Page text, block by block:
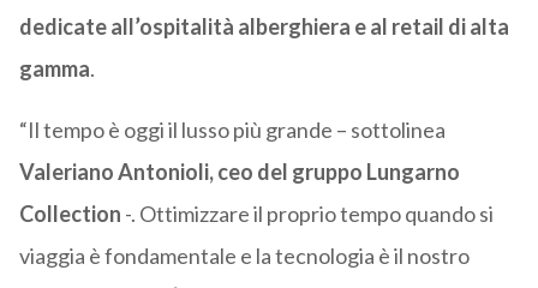
dedicate all’ospitalità alberghiera e al retail di alta
gamma.
“Il tempo è oggi il lusso più grande – sottolinea
Valeriano Antonioli, ceo del gruppo Lungarno
Collection -. Ottimizzare il proprio tempo quando si
viaggia è fondamentale e la tecnologia è il nostro